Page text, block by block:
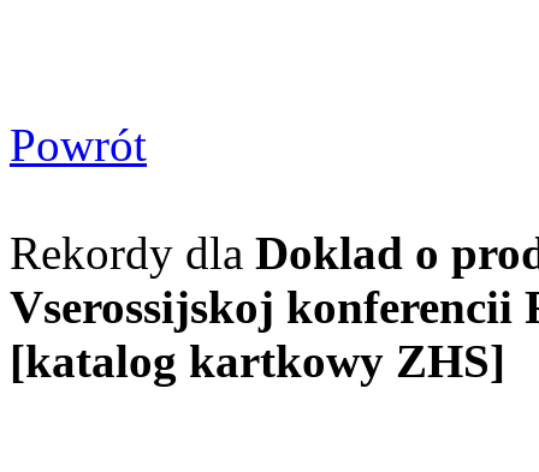
Powrót
Rekordy dla Doklad o
Vserossijskoj konferencii
[katalog kartkowy ZHS]